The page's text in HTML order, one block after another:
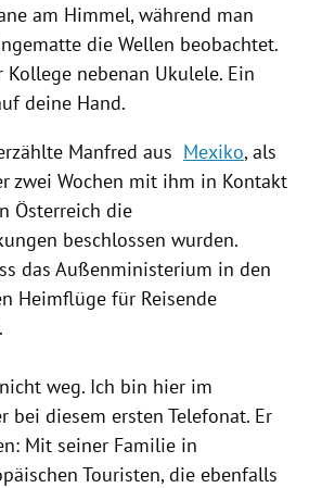
am Himmel, während man
die Wellen beobachtet.
nebenan Ukulele. Ein
deine Hand.
Manfred aus Mexiko, als
zwei Wochen mit ihm in Kontakt
Österreich die
beschlossen wurden.
das Außenministerium in den
Heimflüge für Reisende
weg. Ich bin hier im
bei diesem ersten Telefonat. Er
Mit seiner Familie in
Touristen, die ebenfalls